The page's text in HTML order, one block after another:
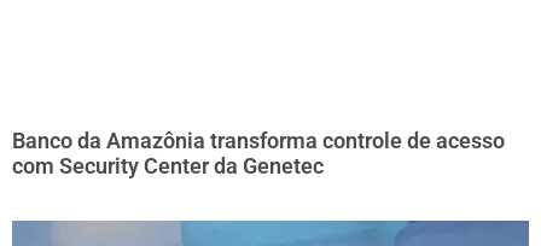
Banco da Amazônia transforma controle de acesso
com Security Center da Genetec